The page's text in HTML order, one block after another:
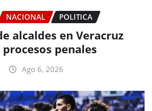
NACIONAL POLITICA
alcaldes en Veracruz
penales
Ago 6, 2026